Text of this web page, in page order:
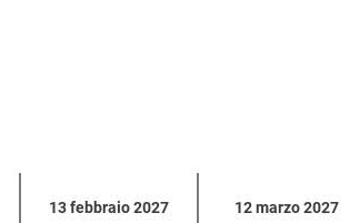
13 febbraio 2027 12 marzo 2027